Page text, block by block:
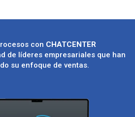
con CHATCENTER
de líderes empresariales que han
su enfoque de ventas.